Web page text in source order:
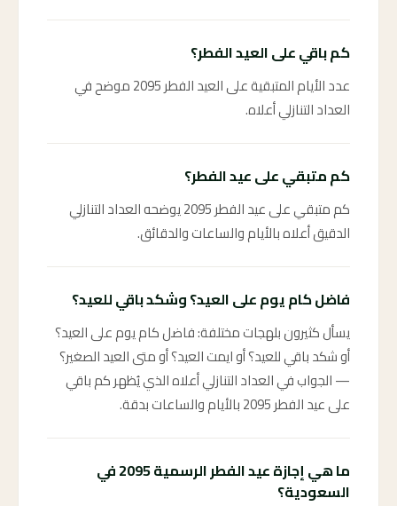
كم باقي على العيد الفطر؟
عدد الأيام المتبقية على العيد الفطر 2095 موضح في
العداد التنازلي أعلاه.
كم متبقي على عيد الفطر؟
كم متبقي على عيد الفطر 2095 يوضحه العداد التنازلي
الدقيق أعلاه بالأيام والساعات والدقائق.
فاضل كام يوم على العيد؟ وشكد باقي للعيد؟
يسأل كثيرون بلهجات مختلفة: فاضل كام يوم على العيد؟
أو شكد باقي للعيد؟ أو ايمت العيد؟ أو متى العيد الصغير؟
— الجواب في العداد التنازلي أعلاه الذي يُظهر كم باقي
على عيد الفطر 2095 بالأيام والساعات بدقة.
ما هي إجازة عيد الفطر الرسمية 2095 في
السعودية؟